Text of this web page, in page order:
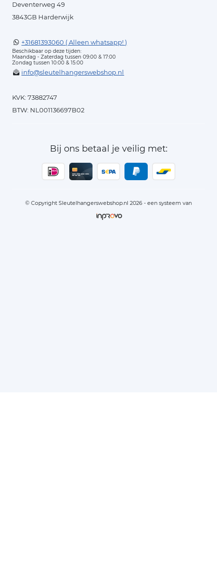
Deventerweg 49
3843GB Harderwijk
+31681393060 ( Alleen whatsapp! )
Beschikbaar op deze tijden:
Maandag - Zaterdag tussen 09:00 & 17:00
Zondag tussen 10:00 & 15:00
info@sleutelhangerswebshop.nl
KVK: 73882747
BTW: NL001136697B02
Bij ons betaal je veilig met:
© Copyright Sleutelhangerswebshop.nl 2026 - een systeem van